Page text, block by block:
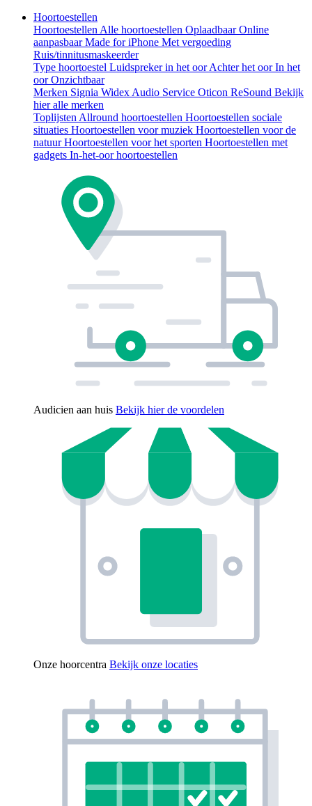
Hoortoestellen
Hoortoestellen Alle hoortoestellen OplaadbaarOnline
aanpasbaarMade for iPhone Met vergoeding
Ruis/tinnitusmaskeerder
Type hoortoestel Luidspreker in het oorAchter het oorIn het
oorOnzichtbaar
Merken Signia Widex Audio Service Oticon ReSound Bekijk
hier alle merken
Toplijsten Allround hoortoestellen Hoortoestellen sociale
situaties Hoortoestellen voor muziek Hoortoestellen voor de
natuurHoortoestellen voor het sporten Hoortoestellen met
gadgets In-het-oor hoortoestellen
Audicien aan huis Bekijk hier de voordelen
Onze hoorcentra Bekijk onze locaties